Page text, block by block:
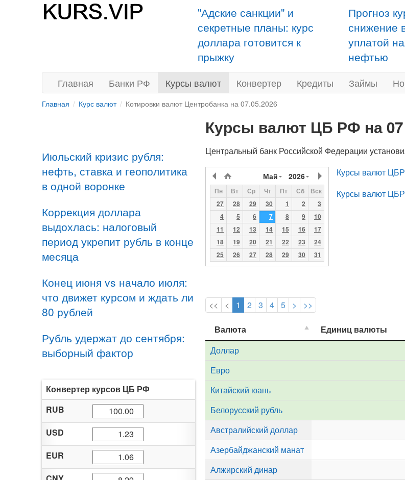
"Адские санкции" и
секретные планы: курс
доллара готовится к
прыжку
Прогноз
снижение
уплатой
нефтью
Главная Банки РФ Курсы валют Конвертер Кредиты Займы
Главная Курс валют Котировки валют Центробанка на 07.05.2026
Июльский кризис рубля:
нефть, ставка и геополитика
в одной воронке
Коррекция доллара
выдохлась: налоговый
период укрепит рубль в конце
месяца
Конец июня vs начало июля:
что движет курсом и ждать ли
80 рублей
Рубль удержат до сентября:
выборный фактор
Конвертер курсов ЦБ РФ
RUB
USD
EUR
Курсы валют ЦБ РФ на 07
Центральный банк Российской Федерации
Май 2026
Пн Вт Ср Чт Пт Сб
Вск
27
28 29 30 1 2
3
4
5 6 7 8 9
10
11
12 13 14 15 16
17
18
19 20 21 22 23
24
25
26 27 28 29 30 31
Курсы валют
Курсы валют
<< < 1 2 3 4 5 > >>
Валюта Единиц валюты
Доллар
Евро
Китайский юань
Белорусский рубль
Австралийский доллар
Азербайджанский манат
Алжирский динар
Валюта Единиц валюты